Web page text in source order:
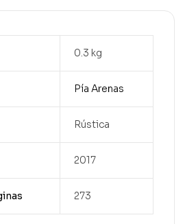
0.3 kg
Pía Arenas
Rústica
2017
273